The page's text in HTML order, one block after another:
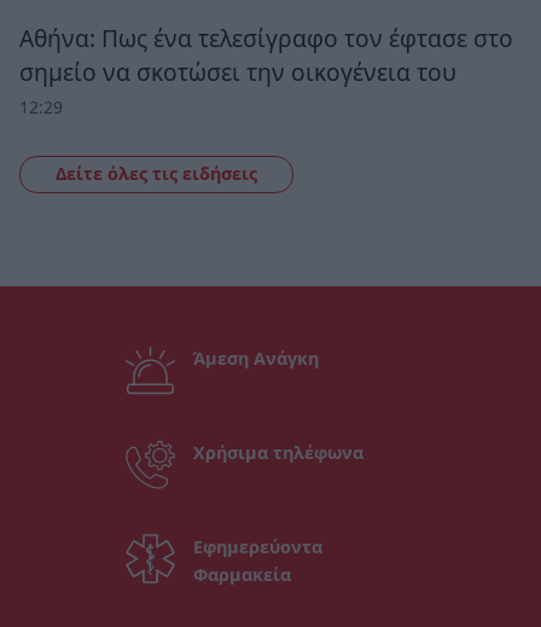
Αθήνα: Πως ένα τελεσίγραφο τον έφτασε στο
σημείο να σκοτώσει την οικογένεια του
12:29
Δείτε όλες τις ειδήσεις
Άμεση Ανάγκη
Χρήσιμα τηλέφωνα
Εφημερεύοντα
Φαρμακεία